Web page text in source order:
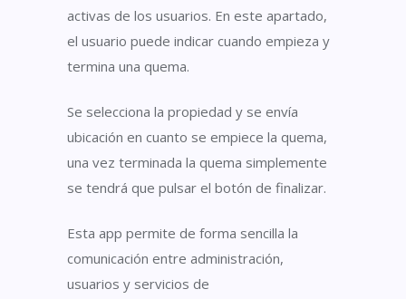
activas de los usuarios. En este apartado,
el usuario puede indicar cuando empieza y
termina una quema.
Se selecciona la propiedad y se envía
ubicación en cuanto se empiece la quema,
una vez terminada la quema simplemente
se tendrá que pulsar el botón de finalizar.
Esta app permite de forma sencilla la
comunicación entre administración,
usuarios y servicios de